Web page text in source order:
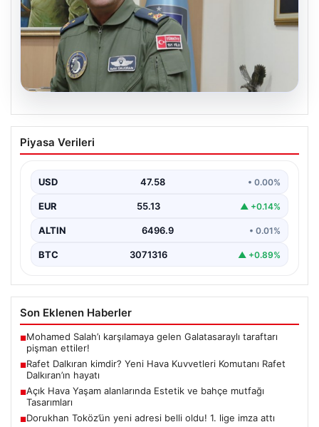
05.08.2026
Rafet Dalkıran kimdir? Yeni Hava
Kuvvetleri Komutanı Rafet Dalkıran’ın
Piyasa Verileri
USD 47.58 • 0.00%
EUR 55.13 ▲ +0.14%
ALTIN 6496.9 • 0.01%
BTC 3071316 ▲ +0.89%
Son Eklenen Haberler
■Mohamed Salah’ı karşılamaya gelen Galatasaraylı taraftarı
pişman ettiler!
■Rafet Dalkıran kimdir? Yeni Hava Kuvvetleri Komutanı Rafet
Dalkıran’ın hayatı
■Açık Hava Yaşam alanlarında Estetik ve bahçe mutfağı
Tasarımları
■Dorukhan Toköz’ün yeni adresi belli oldu! 1. lige imza attı